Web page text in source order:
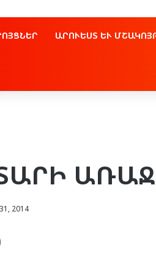
ԱՐՈՒԵՍՏ ԵՒ
2014